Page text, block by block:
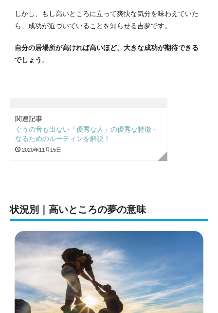
しかし、もし高いところに立って爽快な気分を味わえていた
ら、成功が近づいていることを知らせる吉夢です。
自分の居場所が高ければ高いほど、大きな成功が期待できる
でしょう 。
関連記事
ぐうの音も出ない「優秀な人」の優秀な特徴・
なるためのルーティンを解説！
2020年11月15日
状況別｜高いところの夢の意味